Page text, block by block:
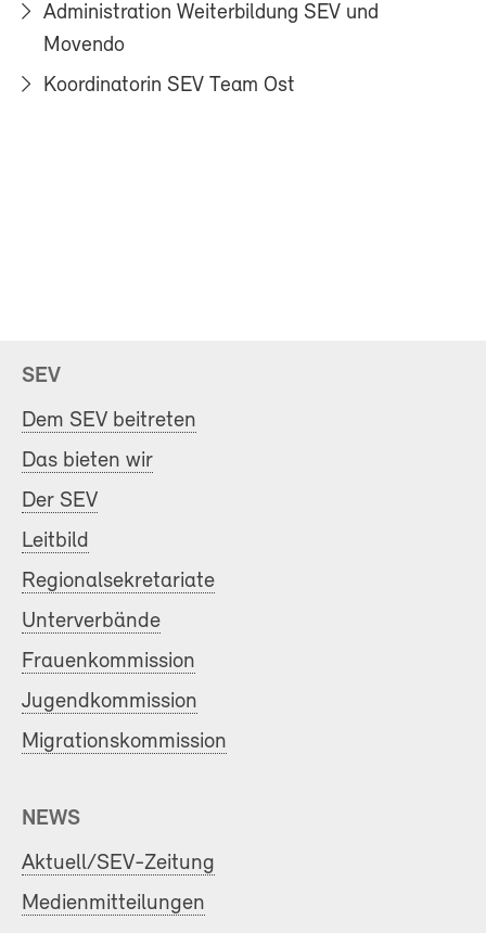
Administration Weiterbildung SEV und
Movendo
Koordinatorin SEV Team Ost
SEV
Dem SEV beitreten
Das bieten wir
Der SEV
Leitbild
Regionalsekretariate
Unterverbände
Frauenkommission
Jugendkommission
Migrationskommission
NEWS
Aktuell/SEV-Zeitung
Medienmitteilungen